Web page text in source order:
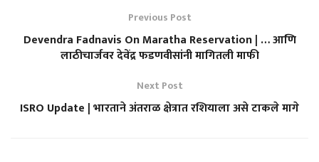
Previous Post
Devendra Fadnavis On Maratha Reservation | … आणि
लाठीचार्जवर देवेंद्र फडणवीसांनी मागितली माफी
Next Post
ISRO Update | भारताने अंतराळ क्षेत्रात रशियाला असे टाकले मागे